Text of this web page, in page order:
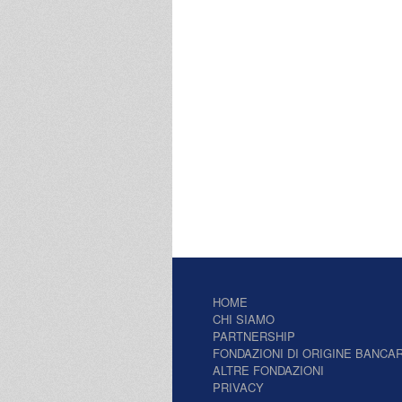
HOME
CHI SIAMO
PARTNERSHIP
FONDAZIONI DI ORIGINE
ALTRE FONDAZIONI
PRIVACY